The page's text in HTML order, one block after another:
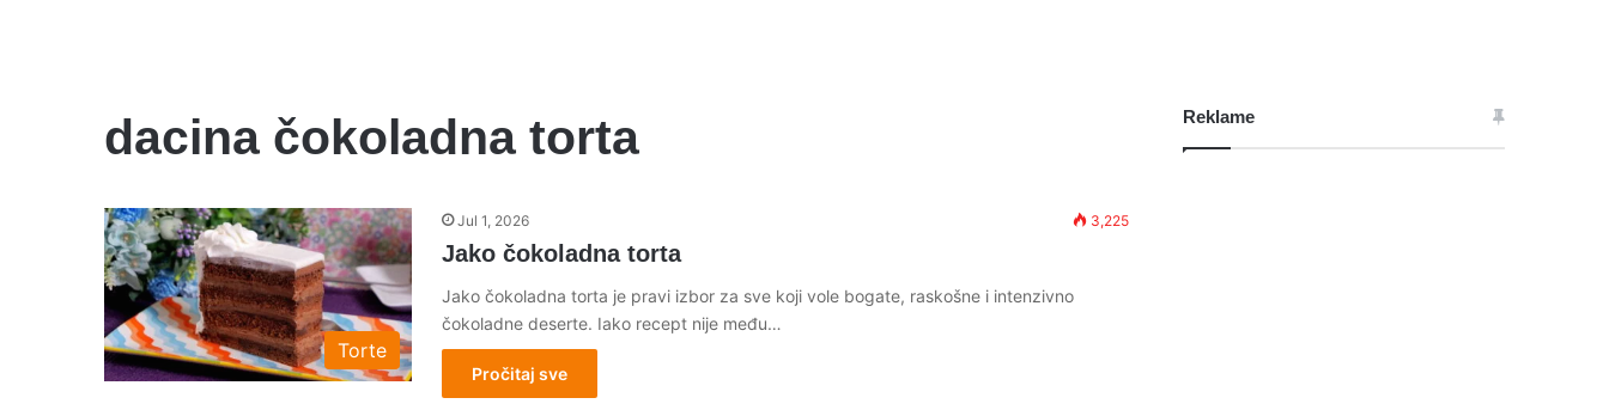
dacina čokoladna torta
Torte
Jul 1, 2026 3,225
Jako čokoladna torta
Jako čokoladna torta je pravi izbor za sve koji vole bogate, raskošne i intenzivno
čokoladne deserte. Iako recept nije među…
Pročitaj sve
Reklame